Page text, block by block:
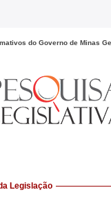
do Governo de Minas
Legislação